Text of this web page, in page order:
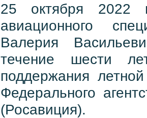
25 октября 2022
авиационного
Валерия
течение шести
поддержания
Федерального
(Росавиция).